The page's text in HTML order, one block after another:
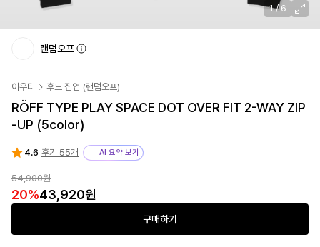
1/6
랜덤오프
아우터 후드 집업 (랜덤오프)
RÖFF TYPE PLAY SPACE DOT OVER FIT 2-WAY ZIP
-UP (5color)
4.6 후기 55개 AI 요약 보기
54,900원
20%43,920원
구매하기